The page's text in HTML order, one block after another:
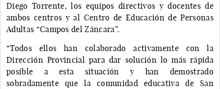
Diego Torrente, los equipos directivos y docentes de
ambos centros y al Centro de Educación de Personas
Adultas “Campos del Záncara”.
“Todos ellos han colaborado activamente con la
Dirección Provincial para dar solución lo más rápida
posible a esta situación y han demostrado
sobradamente que la comunidad educativa de San